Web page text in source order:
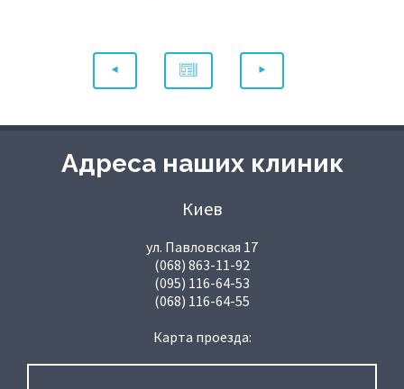
Адреса наших клиник
Киев
ул. Павловская 17
(068) 863-11-92
(095) 116-64-53
(068) 116-64-55
Карта проезда: